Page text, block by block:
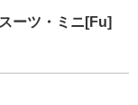
ーツ・ミニ[Fu]